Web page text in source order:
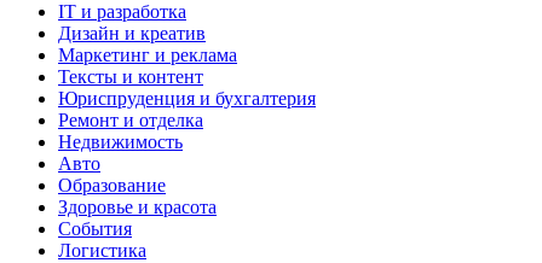
IT и разработка
Дизайн и креатив
Маркетинг и реклама
Тексты и контент
Юриспруденция и бухгалтерия
Ремонт и отделка
Недвижимость
Авто
Образование
Здоровье и красота
События
Логистика